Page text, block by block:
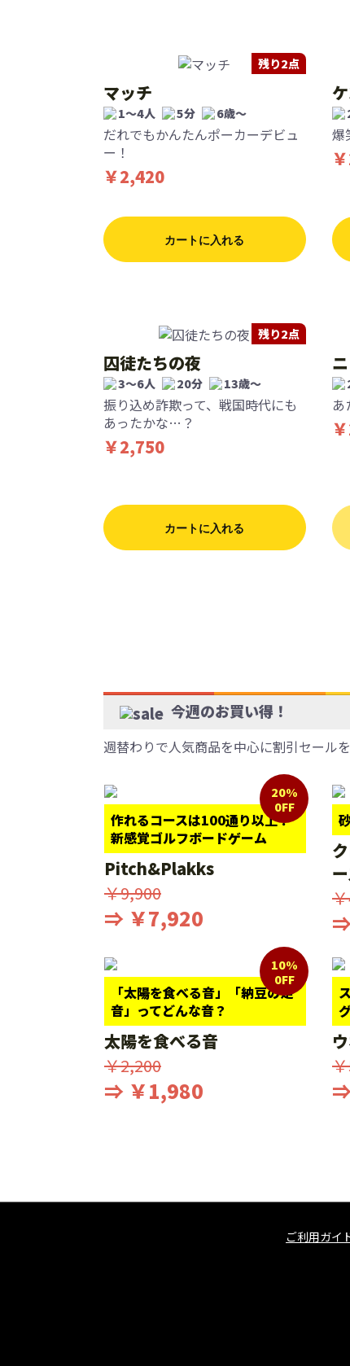
残り2点
マッチ
1〜4人 5分 6歳〜
だれでもかんたんポーカーデビュ
ー！
￥2,420
カートに入れる
爆
残り2点
囚徒たちの夜
3〜6人 20分 13歳〜
振り込め詐欺って、戦国時代にも
あったかな…？
￥2,750
カートに入れる
あ
今週のお買い得！
週替わりで人気商品を中心に割引セール
作れるコースは100通り以上！
新感覚ゴルフボードゲーム
20%
0FF
Pitch&Plakks
￥9,900
⇒ ￥7,920
「太陽を食べる音」「納豆の足
音」ってどんな音？
10%
0FF
太陽を食べる音
￥2,200
⇒ ￥1,980
ご利用ガイ